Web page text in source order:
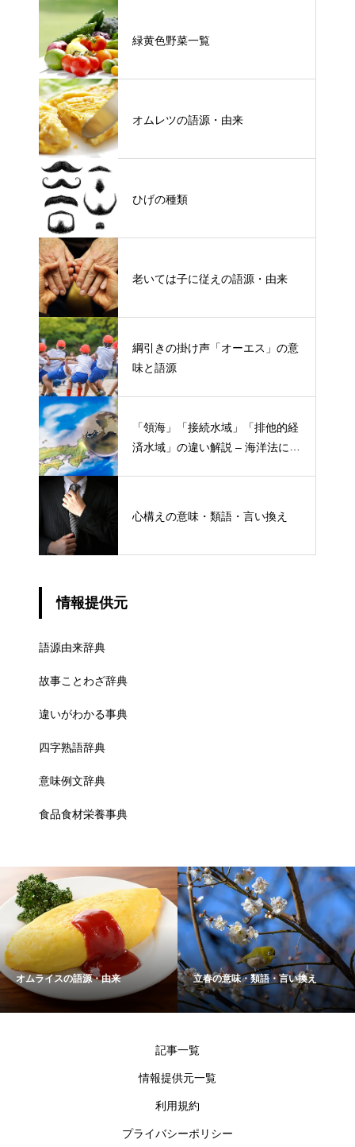
緑黄色野菜一覧
オムレツの語源・由来
ひげの種類
老いては子に従えの語源・由来
綱引きの掛け声「オーエス」の意
味と語源
「領海」「接続水域」「排他的経
済水域」の違い解説 – 海洋法にお
心構えの意味・類語・言い換え
情報提供元
語源由来辞典
故事ことわざ辞典
違いがわかる事典
四字熟語辞典
意味例文辞典
食品食材栄養事典
オムライスの語源・由来 立春の意味・類語・言い換え
記事一覧
情報提供元一覧
利用規約
プライバシーポリシー